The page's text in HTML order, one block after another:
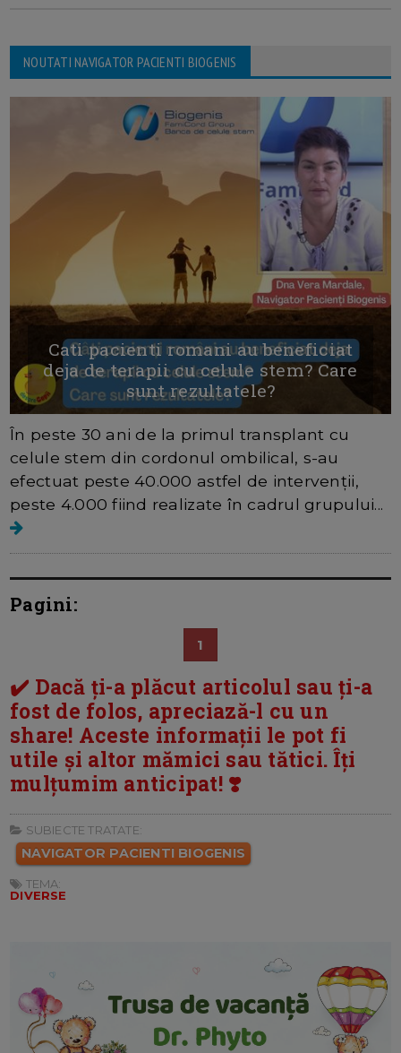
NOUTATI NAVIGATOR PACIENTI BIOGENIS
Cati pacienti romani au beneficiat
deja de terapii cu celule stem? Care
sunt rezultatele?
În peste 30 ani de la primul transplant cu
celule stem din cordonul ombilical, s-au
efectuat peste 40.000 astfel de intervenții,
peste 4.000 fiind realizate în cadrul grupului...
Pagini:
1
✔️ Dacă ți-a plăcut articolul sau ți-a
fost de folos, apreciază-l cu un
share! Aceste informații le pot fi
utile și altor mămici sau tătici. Îți
mulțumim anticipat! ❣️
SUBIECTE TRATATE:
NAVIGATOR PACIENTI BIOGENIS
TEMA:
DIVERSE